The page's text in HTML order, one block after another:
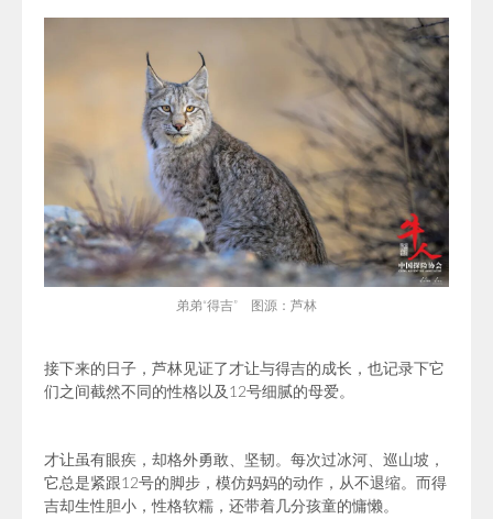
弟弟“得吉” 图源：芦林
接下来的日子，芦林见证了才让与得吉的成长，也记录下它
们之间截然不同的性格以及12号细腻的母爱。
才让虽有眼疾，却格外勇敢、坚韧。每次过冰河、巡山坡，
它总是紧跟12号的脚步，模仿妈妈的动作，从不退缩。而得
吉却生性胆小，性格软糯，还带着几分孩童的慵懒。